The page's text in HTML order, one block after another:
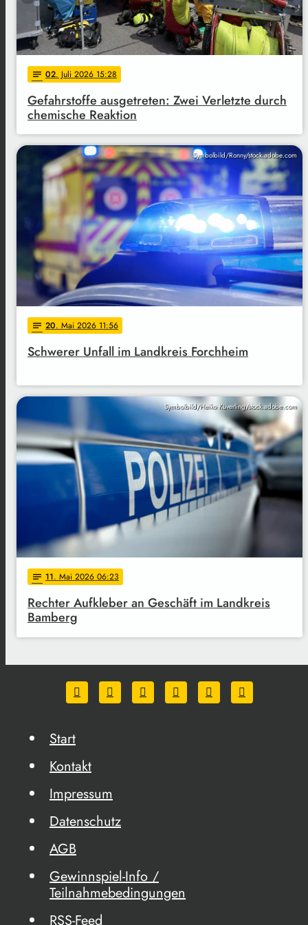
notes 02. Juli 2026 15:28
Gefahrstoffe ausgetreten: Zwei Verletzte durch
chemische Reaktion
Symbolbild/Ronny/stock.adobe.com
notes 20. Mai 2026 11:56
Schwerer Unfall im Landkreis Forchheim
Symbolbild/Heiko Küverling/stock.adobe.com
notes 11. Mai 2026 06:23
Rechter Aufkleber an Geschäft im Landkreis
Bamberg
Start
Kontakt
Impressum
Datenschutz
AGB
Gewinnspiel-Info /
Teilnahmebedingungen
RSS-Feed